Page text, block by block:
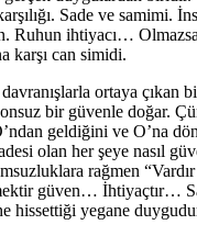
Sade ve samimi.
Ruhun ihtiyacı…
karşı can simidi.
ortaya çıkan
bir güvenle doğar.
geldiğini ve O’na
olan her şeye nasıl
rağmen
güven… İhtiyaçtır…
hissettiği yegane